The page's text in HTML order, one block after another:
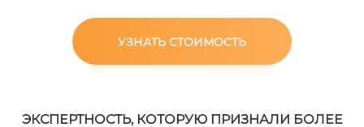
УЗНАТЬ СТОИМОСТЬ
ЭКСПЕРТНОСТЬ, КОТОРУЮ ПРИЗНАЛИ БОЛЕЕ